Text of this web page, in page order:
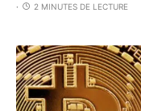
2 MINUTES DE LECTURE